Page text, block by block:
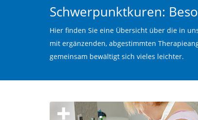
Schwerpunktkuren:
Hier finden Sie eine Übersicht über die in
mit ergänzenden, abgestimmten
gemeinsam bewältigt sich vieles leichter.